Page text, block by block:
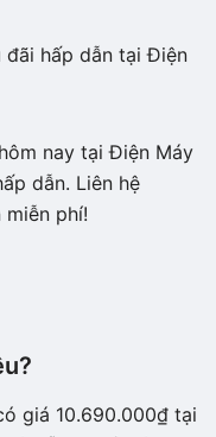
đãi hấp dẫn tại Điện
nay tại Điện Máy
dẫn. Liên hệ
phí!
giá 10.690.000₫ tại